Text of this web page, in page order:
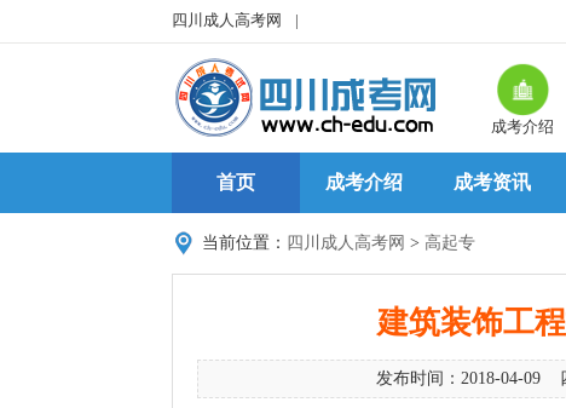
四川成人高考网 |
成考介绍
首页 成考介绍 成考资讯
当前位置： 四川成人高考网 > 高起专
建筑装饰工
发布时间：2018-04-09